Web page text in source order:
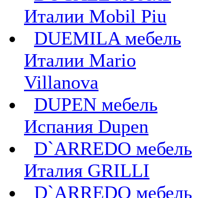
Италии Mobil Piu
DUEMILA мебель
Италии Mario
Villanova
DUPEN мебель
Испания Dupen
D`ARREDO мебель
Италия GRILLI
D`ARREDO мебель